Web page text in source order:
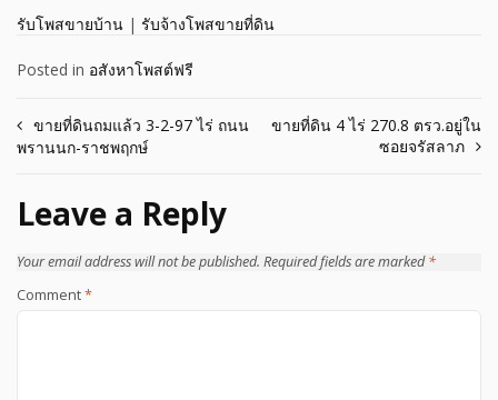
รับโพสขายบ้าน | รับจ้างโพสขายที่ดิน
Posted in อสังหาโพสต์ฟรี
Post
navigation
ขายที่ดินถมแล้ว 3-2-97 ไร่ ถนน
พรานนก-ราชพฤกษ์
ขายที่ดิน 4 ไร่ 270.8 ตรว.อยู่ใน
ซอยจรัสลาภ
Leave a Reply
Your email address will not be published. Required fields are marked*
Comment*